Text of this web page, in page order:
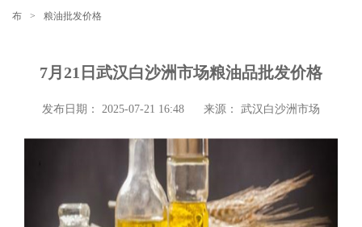
布 > 粮油批发价格
7月21日武汉白沙洲市场粮油品批发价格
发布日期： 2025-07-21 16:48 来源： 武汉白沙洲市场